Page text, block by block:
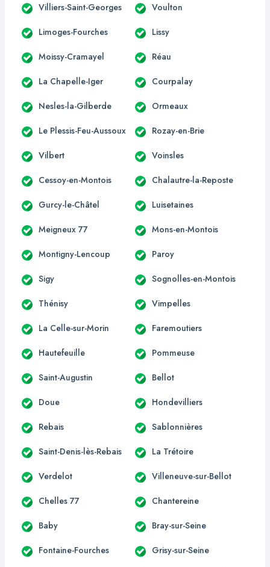
Villiers-Saint-Georges Voulton
Limoges-Fourches Lissy
Moissy-Cramayel Réau
La Chapelle-Iger Courpalay
Nesles-la-Gilberde Ormeaux
Le Plessis-Feu-Aussoux Rozay-en-Brie
Vilbert Voinsles
Cessoy-en-Montois Chalautre-la-Reposte
Gurcy-le-Châtel Luisetaines
Meigneux 77 Mons-en-Montois
Montigny-Lencoup Paroy
Sigy Sognolles-en-Montois
Thénisy Vimpelles
La Celle-sur-Morin Faremoutiers
Hautefeuille Pommeuse
Saint-Augustin Bellot
Doue Hondevilliers
Rebais Sablonnières
Saint-Denis-lès-Rebais La Trétoire
Verdelot Villeneuve-sur-Bellot
Chelles 77 Chantereine
Baby Bray-sur-Seine
Fontaine-Fourches Grisy-sur-Seine